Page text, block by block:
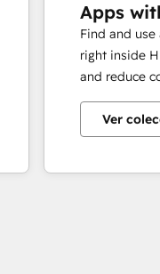
Apps
Find and
right inside
and reduce
Ver